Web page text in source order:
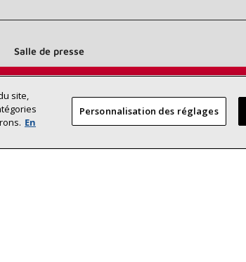
près
DÉPOSITAIRES
Salle de presse
site,
En
Personnalisation des réglages